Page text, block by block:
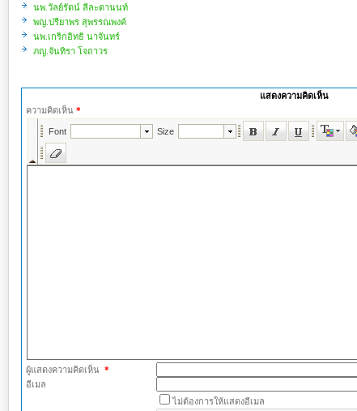
นพ.วัลย์รัตน์ ลีละตานนท์
พญ.ปรียาพร สุพรรณพงค์
นพ.เกริกอิทธิ นาจันทร์
ภญ.จันทิรา โจถาวร
แสดงความคิดเห็น
ความคิดเห็น*
ผู้แสดงความคิดเห็น*
อีเมล
ไม่ต้องการให้แสดงอีเมล